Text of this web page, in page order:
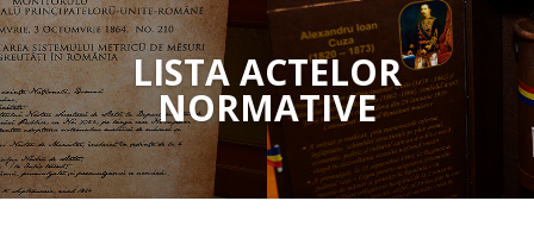
LISTA ACTELOR
NORMATIVE